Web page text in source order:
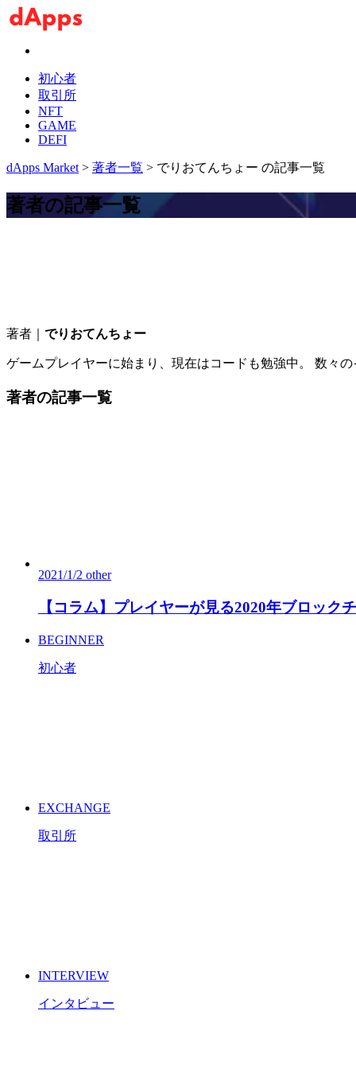
初心者
取引所
NFT
GAME
DEFI
dApps Market > 著者一覧 > でりおてんちょー の記事一覧
著者の記事一覧
著者｜ でりおてんちょー
ゲームプレイヤーに始まり、現在はコードも勉強中。 数々
著者の記事一覧
2021/1/2 other
【コラム】プレイヤーが見る2020年ブロック
BEGINNER
初心者
EXCHANGE
取引所
INTERVIEW
インタビュー